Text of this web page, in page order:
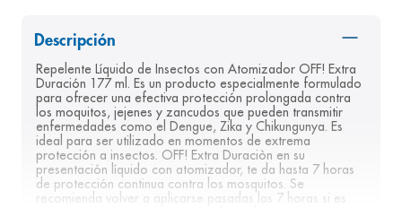
Descripción
Repelente Líquido de Insectos con Atomizador OFF! Extra
Duración 177 ml. Es un producto especialmente formulado
para ofrecer una efectiva protección prolongada contra
los moquitos, jejenes y zancudos que pueden transmitir
enfermedades como el Dengue, Zika y Chikungunya. Es
ideal para ser utilizado en momentos de extrema
protección a insectos. OFF! Extra Duraciòn en su
presentación líquido con atomizador, te da hasta 7 horas
de protección continua contra los mosquitos. Se
recomienda volver a aplicarse pasadas las 7 horas si es
8. pediasure
9. panolini
10 .prueba embarazo